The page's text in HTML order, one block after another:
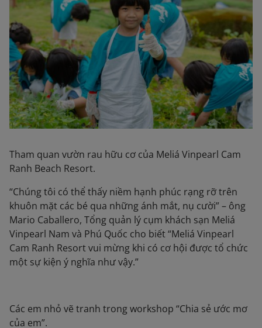
Tham quan vườn rau hữu cơ của Meliá Vinpearl Cam
Ranh Beach Resort.
“Chúng tôi có thể thấy niềm hạnh phúc rạng rỡ trên
khuôn mặt các bé qua những ánh mắt, nụ cười” – ông
Mario Caballero, Tổng quản lý cụm khách sạn Meliá
Vinpearl Nam và Phú Quốc cho biết “Meliá Vinpearl
Cam Ranh Resort vui mừng khi có cơ hội được tổ chức
một sự kiện ý nghĩa như vậy.”
Các em nhỏ vẽ tranh trong workshop “Chia sẻ ước mơ
của em”.